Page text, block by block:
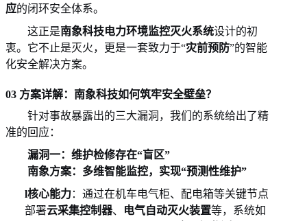
应的闭环安全体系。
这正是南象科技电力环境监控灭火系统设计的初
衷。它不止是灭火，更是一套致力于“灾前预防”的智能
化安全解决方案。
03 方案详解：南象科技如何筑牢安全壁垒？
针对事故暴露出的三大漏洞，我们的系统给出了精
准的回应：
漏洞一：维护检修存在“盲区”
南象方案：多维智能监控，实现“预测性维护”
l核心能力：通过在机车电气柜、配电箱等关键节点
部署云采集控制器、 电气自动灭火装置等，系统如